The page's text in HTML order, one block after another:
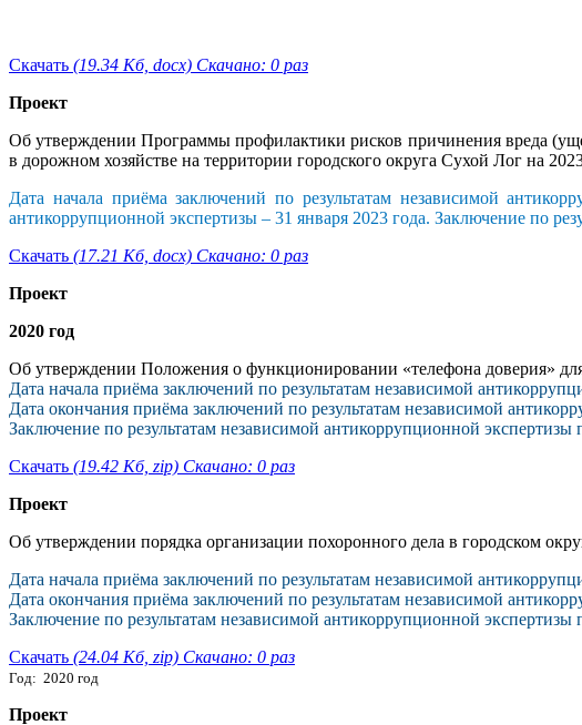
Скачать (19.34 Кб, docx) Скачано: 0 раз
Проект
Об утверждении Программы профилактики рисков причинения вреда
в дорожном хозяйстве на территории городского округа Сухой Лог на
Дата начала приёма заключений по результатам независимой
антикоррупционной экспертизы – 31 января 2023 года. Заключение по
Скачать (17.21 Кб, docx) Скачано: 0 раз
Проект
2020 год
Об утверждении Положения о функционировании «телефона доверия»
Дата начала приёма заключений по результатам независимой
Дата окончания приёма заключений по результатам независимой
Заключение по результатам независимой антикоррупционной
Скачать (19.42 Кб, zip) Скачано: 0 раз
Проект
Об утверждении порядка организации похоронного дела в городском
Дата начала приёма заключений по результатам независимой
Дата окончания приёма заключений по результатам независимой
Заключение по результатам независимой антикоррупционной
Скачать (24.04 Кб, zip) Скачано: 0 раз
Год: 2020 год
Проект